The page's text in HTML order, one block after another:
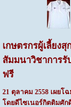
เกษตรกรผู้เลี้ยง
สัมมนาวิชาการรั
ฟรี
21 ตุลาคม 2558เผยโฉ
โดยดีไซเนอร์กิตติมศัก